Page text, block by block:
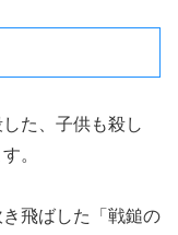
た、子供も殺し
。
飛ばした「戦鎚の